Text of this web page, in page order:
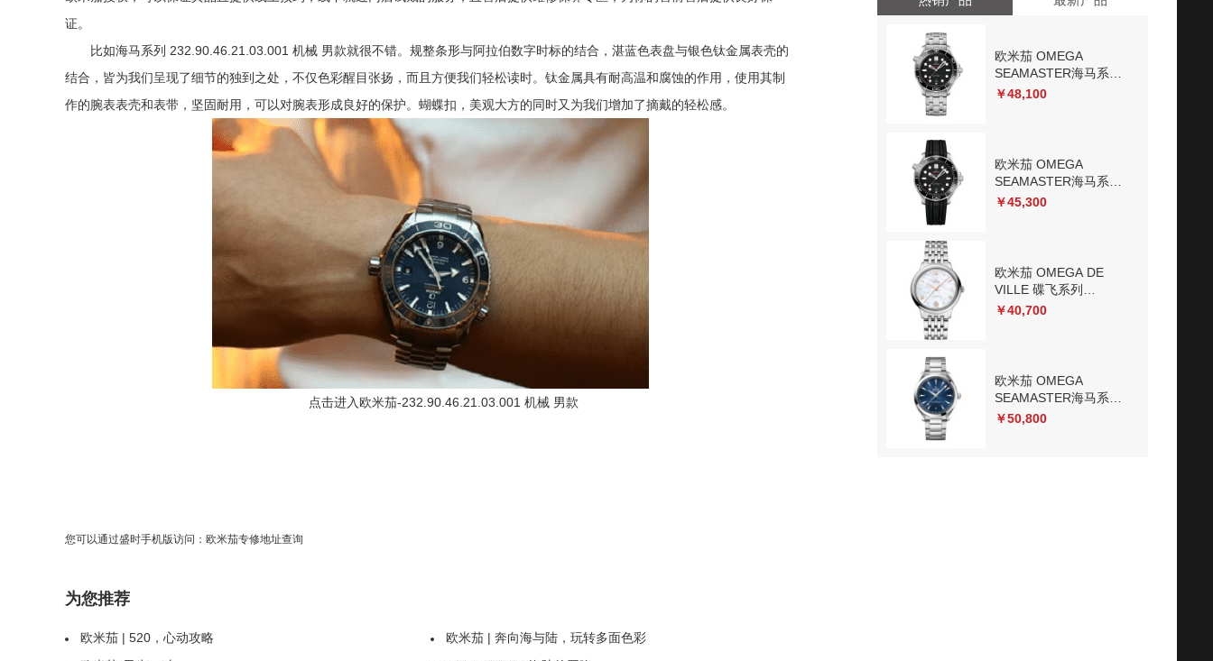
证。
比如海马系列 232.90.46.21.03.001 机械 男款就很不错。规整条形与阿拉伯数字时标的结合，湛蓝色表盘与银色钛金属表壳的
结合，皆为我们呈现了细节的独到之处，不仅色彩醒目张扬，而且方便我们轻松读时。钛金属具有耐高温和腐蚀的作用，使用其制
作的腕表表壳和表带，坚固耐用，可以对腕表形成良好的保护。蝴蝶扣，美观大方的同时又为我们增加了摘戴的轻松感。
点击进入欧米茄-232.90.46.21.03.001 机械 男款
您可以通过盛时手机版访问： 欧米茄专修地址查询
为您推荐
欧米茄 | 520，心动攻略
欧米茄 | 奔向海与陆，玩转多面色彩
欧米茄 OMEGA
SEAMASTER海马系列
300米潜水表
￥48,100
欧米茄 OMEGA
SEAMASTER海马系列
210.32.42.20.01.001 机
￥45,300
欧米茄 OMEGA DE
VILLE 碟飞系列
434.10.34.20.05.001 机
￥40,700
欧米茄 OMEGA
SEAMASTER海马系列
220.10.41.21.03.004 机
￥50,800